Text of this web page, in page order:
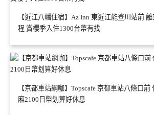
【近江八幡住宿】Az Inn 東近江能登川站前
程 賞櫻季入住1300台幣有找
【京都車站網咖】Topscafe 京都車站八條口
廂2100日幣划算好休息